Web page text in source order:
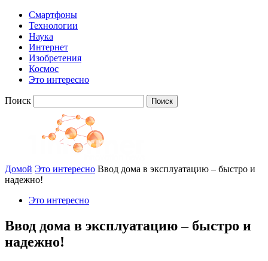
Смартфоны
Технологии
Наука
Интернет
Изобретения
Космос
Это интересно
Поиск
Домой Это интересно Ввод дома в эксплуатацию – быстро и
надежно!
Это интересно
Ввод дома в эксплуатацию – быстро и
надежно!